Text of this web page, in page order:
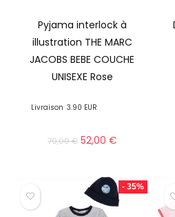
Pyjama interlock à
illustration THE MARC
JACOBS BEBE COUCHE
UNISEXE Rose
Livraison 3.90 EUR
79,00€ 52,00 €
- 35%